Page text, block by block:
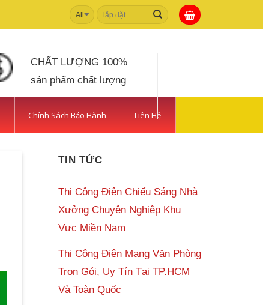
Tìm
kiếm:
CHẤT LƯỢNG 100%
sản phẩm chất lượng
Chính Sách Bảo Hành Liên Hệ
TIN TỨC
Thi Công Điện Chiếu Sáng Nhà
Xưởng Chuyên Nghiệp Khu
Vực Miền Nam
Thi Công Điện Mạng Văn Phòng
Trọn Gói, Uy Tín Tại TP.HCM
Và Toàn Quốc